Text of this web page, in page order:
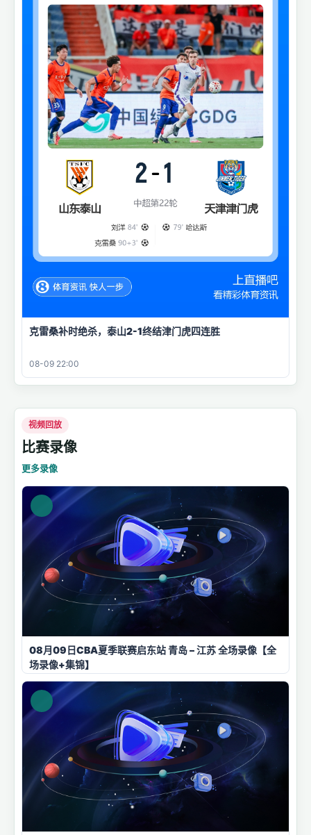
克雷桑补时绝杀，泰山2-1终结津门虎四连胜
08-09 22:00
视频回放
比赛录像
更多录像
08月09日CBA夏季联赛启东站 青岛 – 江苏 全场录像【全
场录像+集锦】